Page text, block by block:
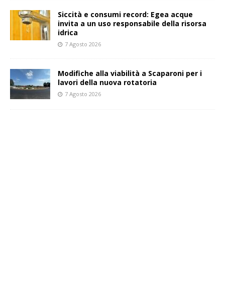
Siccità e consumi record: Egea acque
invita a un uso responsabile della risorsa
idrica
7 Agosto 2026
Modifiche alla viabilità a Scaparoni per i
lavori della nuova rotatoria
7 Agosto 2026